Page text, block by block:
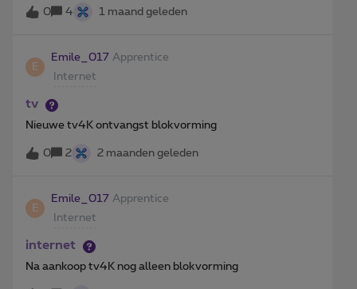
0 4 1 maand geleden
E
Emile_017 Apprentice
Internet
tv
Nieuwe tv4K ontvangst blokvorming
0 2 2 maanden geleden
E
Emile_017 Apprentice
Internet
internet
Na aankoop tv4K nog alleen blokvorming